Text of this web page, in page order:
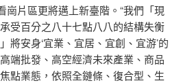
崗片區更將邁上新臺階。“我們「現
受百分之八十七點八八的結構失衡
將安身‘宜業、宜居、宜創、宜游’的
端批發、高空經濟未來產業、商品
點業態，依照全鏈條、復合型、生